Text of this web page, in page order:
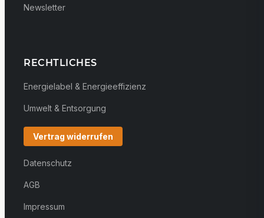
Newsletter
RECHTLICHES
Energielabel & Energieeffizienz
Umwelt & Entsorgung
Vertrag widerrufen
Datenschutz
AGB
Impressum